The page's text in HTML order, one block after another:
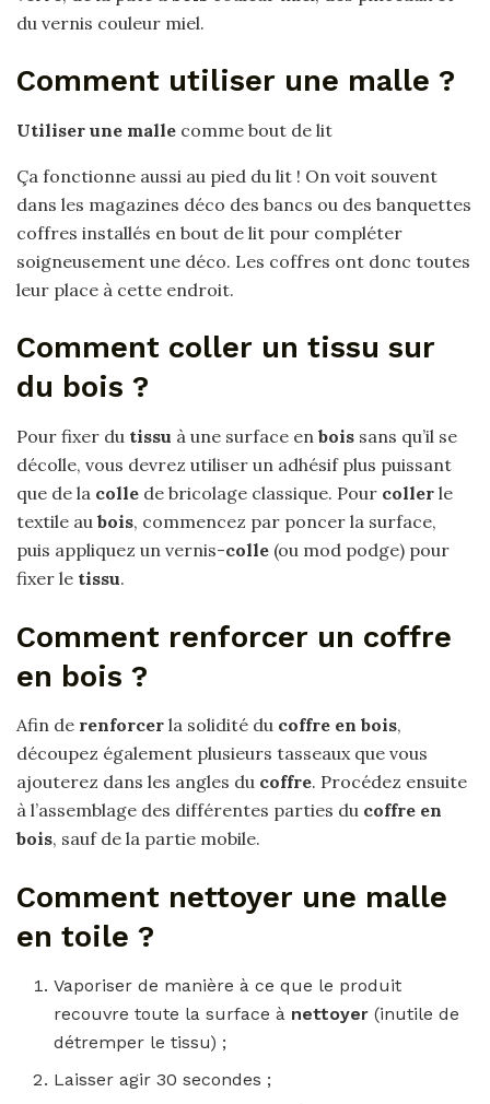
du vernis couleur miel.
Comment utiliser une malle ?
Utiliser une malle comme bout de lit
Ça fonctionne aussi au pied du lit ! On voit souvent
dans les magazines déco des bancs ou des banquettes
coffres installés en bout de lit pour compléter
soigneusement une déco. Les coffres ont donc toutes
leur place à cette endroit.
Comment coller un tissu sur
du bois ?
Pour fixer du tissu à une surface en bois sans qu’il se
décolle, vous devrez utiliser un adhésif plus puissant
que de la colle de bricolage classique. Pour coller le
textile au bois, commencez par poncer la surface,
puis appliquez un vernis-colle (ou mod podge) pour
fixer le tissu.
Comment renforcer un coffre
en bois ?
Afin de renforcer la solidité du coffre en bois,
découpez également plusieurs tasseaux que vous
ajouterez dans les angles du coffre. Procédez ensuite
à l’assemblage des différentes parties du coffre en
bois, sauf de la partie mobile.
Comment nettoyer une malle
en toile ?
Vaporiser de manière à ce que le produit
recouvre toute la surface à nettoyer(inutile de
détremper le tissu) ;
Laisser agir 30 secondes ;